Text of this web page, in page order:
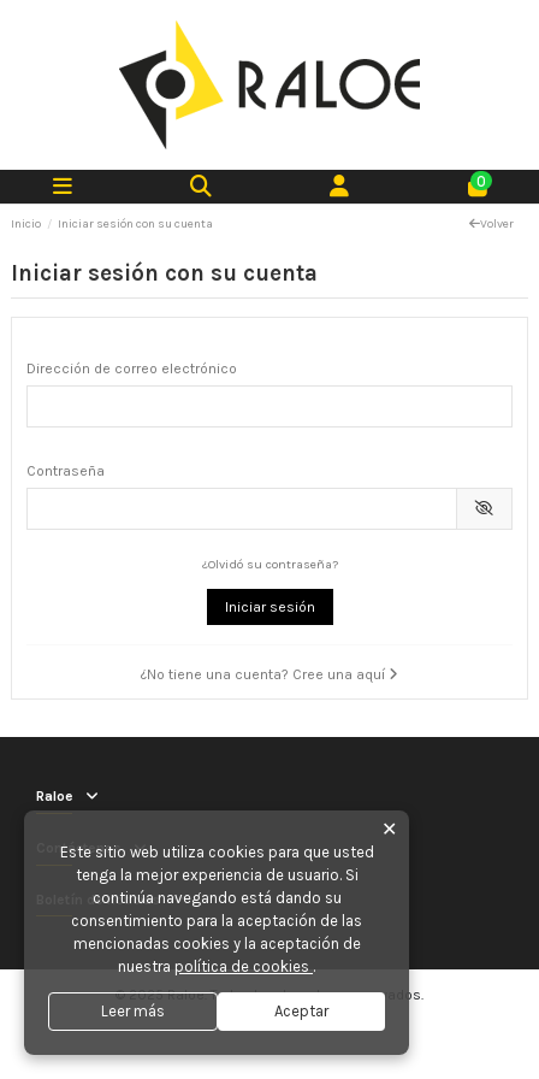
0
Inicio Iniciar sesión con su cuenta Volver
Iniciar sesión con su cuenta
Dirección de correo electrónico
Contraseña
¿Olvidó su contraseña?
Iniciar sesión
¿No tiene una cuenta? Cree una aquí
Raloe
Contáctenos
Boletín de noticias
© 2025 Raloe. Todos los derechos reservados.
✕
Este sitio web utiliza cookies para que usted
tenga la mejor experiencia de usuario. Si
continúa navegando está dando su
consentimiento para la aceptación de las
mencionadas cookies y la aceptación de
nuestra política de cookies .
Leer más Aceptar